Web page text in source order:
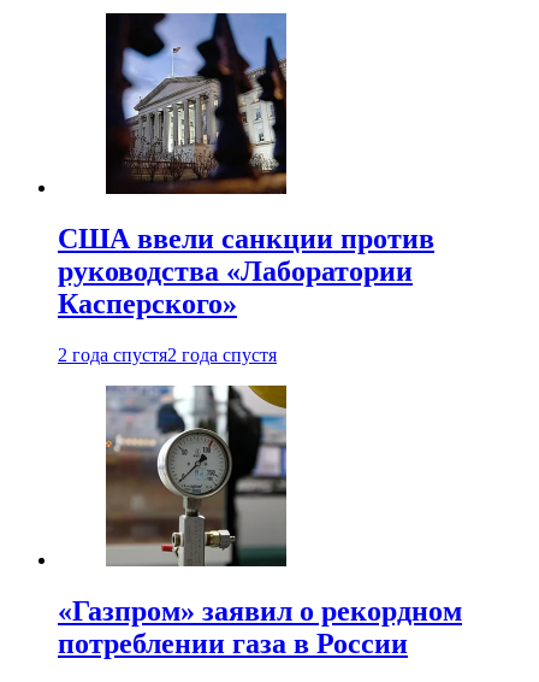
США ввели санкции против
руководства «Лаборатории
Касперского»
2 года спустя2 года спустя
«Газпром» заявил о рекордном
потреблении газа в России